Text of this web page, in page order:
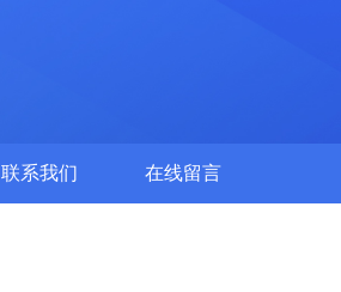
联系我们 在线留言